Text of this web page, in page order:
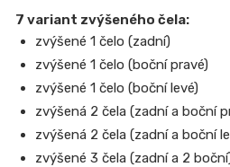
7 variant zvýšeného čela:
zvýšené 1 čelo (zadní)
zvýšené 1 čelo (boční pravé)
zvýšené 1 čelo (boční levé)
zvýšená 2 čela (zadní a boční
zvýšená 2 čela (zadní a boční
zvýšené 3 čela (zadní a 2